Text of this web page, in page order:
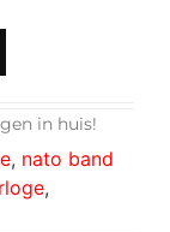
in huis!
, nato band
,